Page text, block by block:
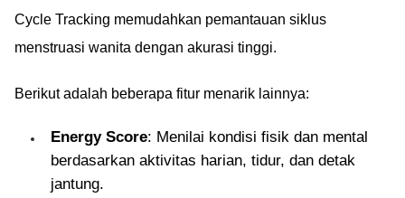
Cycle Tracking memudahkan pemantauan siklus
menstruasi wanita dengan akurasi tinggi.
Berikut adalah beberapa fitur menarik lainnya:
Energy Score: Menilai kondisi fisik dan mental
berdasarkan aktivitas harian, tidur, dan detak
jantung.